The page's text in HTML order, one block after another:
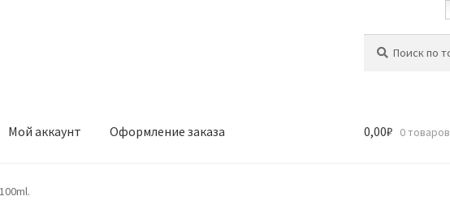
Мой аккаунт Оформление заказа
заказа
0,00₽ 0 товаров